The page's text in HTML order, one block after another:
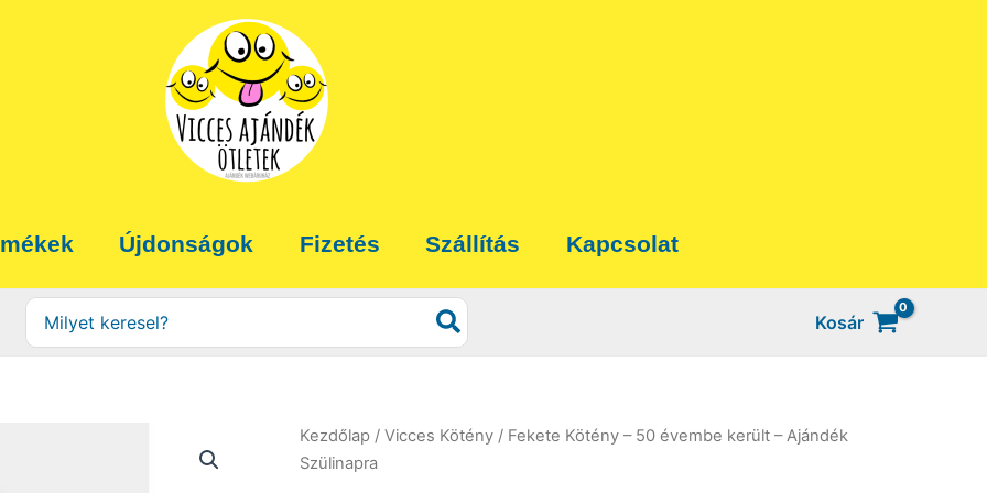
Újdonságok Fizetés Szállítás Kapcsolat
Search
for:
Kosár
Kezdőlap / Vicces Kötény / Fekete Kötény – 50 évembe került – Ajándék
Szülinapra